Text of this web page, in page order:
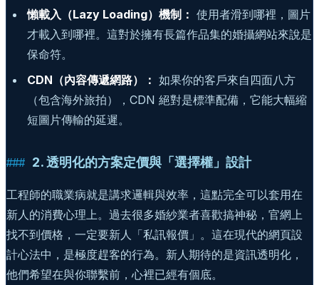
懶載入（Lazy Loading）機制： 使用者滑到哪裡，圖片
才載入到哪裡。這對於擁有長篇作品集的婚攝網站來說是
保命符。
CDN（內容傳遞網路）： 如果你的客戶來自四面八方
（包含海外旅拍），CDN 絕對是標準配備，它能大幅縮
短圖片傳輸的延遲。
2. 透明化的方案定價與「選擇權」設計
工程師的職業病就是講求邏輯與效率，這點完全可以套用在
新人的消費心理上。過去很多婚紗業者喜歡搞神秘，官網上
找不到價格，一定要新人「私訊報價」。這在現代的網頁設
計心法中，是極度趕客的行為。新人期待的是資訊透明化，
他們希望在與你聯繫前，心裡已經有個底。